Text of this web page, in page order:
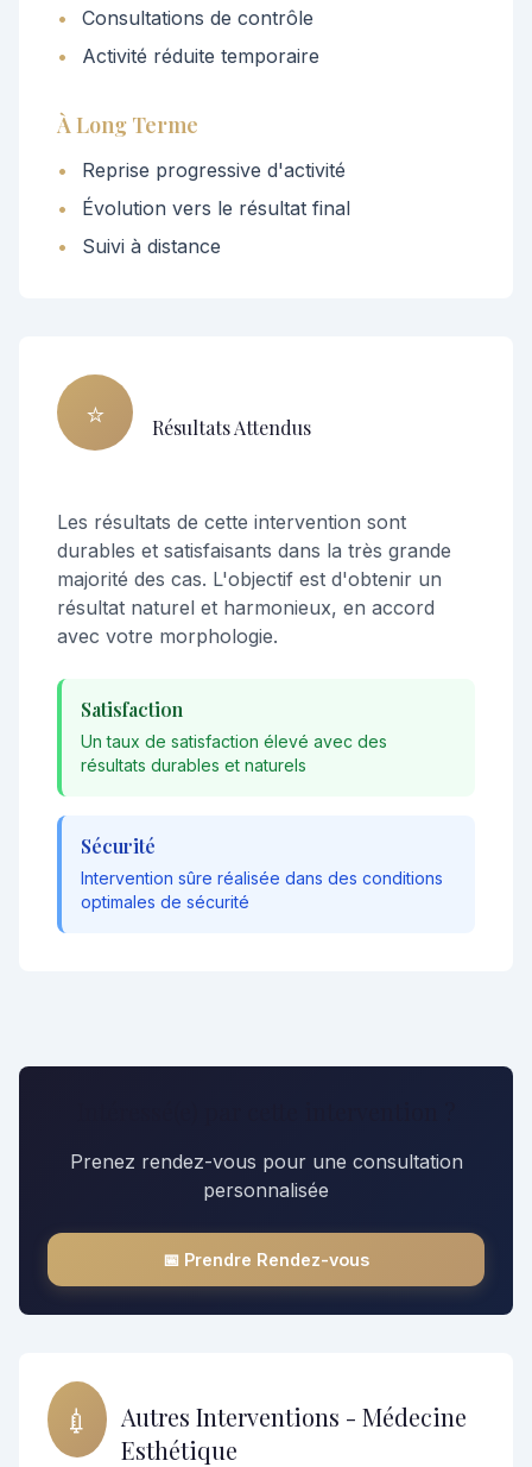
•
Consultations de contrôle
•
Activité réduite temporaire
À Long Terme
•
Reprise progressive d'activité
•
Évolution vers le résultat final
•
Suivi à distance
⭐ Résultats Attendus
Les résultats de cette intervention sont
durables et satisfaisants dans la très grande
majorité des cas. L'objectif est d'obtenir un
résultat naturel et harmonieux, en accord
avec votre morphologie.
Satisfaction
Un taux de satisfaction élevé avec des
résultats durables et naturels
Sécurité
Intervention sûre réalisée dans des conditions
optimales de sécurité
Prenez rendez-vous pour une consultation
personnalisée
📅 Prendre Rendez-vous
💉
Autres Interventions - Médecine
Esthétique